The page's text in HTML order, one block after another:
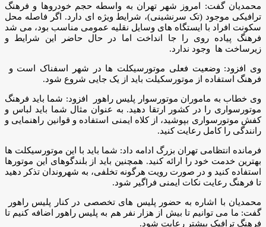
محمدیان گفت: امروز شهر تهران به واسطه حجم خودروها و فرهنگ
ترافیکی موجود (تک سرنشینی)، شرایط ویژه ای دارد. اگر فاصله محل
سکونت افراد با ایستگاه های وسایل نقلیه عمومی مناسب بود، می شد
فرهنگ پیاده روی را جا انداخت اما در حال حاضر این شرایط و
زیرساخت ها وجود ندارد.
وی افزود: وضعیت فعلی موتورسیکلت ها در شهر اسفناک است و
فرهنگ استفاده از موتورسکیلت باید از یک جایی شروع شود.
وی خطاب به ماموران موتورسوار پلیس راهور افزود: شما باید فرهنگ
موتورسواری را در کشور ارتقا دهید. به عنوان مثال شما باید لباس و
کفش موتورسواری بپوشید، از کلاه ایمنی استفاده و قوانین راهنمایی و
رانندگی را کامل رعایت کنید.
فرمانده انتظامی تهران بزرگ ادامه داد: شما باید با این موتورسیکلت ها
بهترین خدمت خود را ارائه کنید. همچنین باید از بلندگوهای این موتورها
استفاده کنید و در صورت رویت هرگونه تخلفی، به شهروندان تذکر دهید
تا فرهنگ رعایت نکات ایمنی فراگیر شود.
محمدیان با اشاره به حضور پلیس های تخصصی در کنار پلیس راهور
گفت: ما می توانیم تا بیش از هزار نفر هم به پلیس راهور اضافه کنیم تا
فرهنگ ترافیک بیشتر رعایت شود.